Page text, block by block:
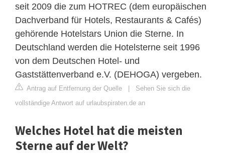
seit 2009 die zum HOTREC (dem europäischen
Dachverband für Hotels, Restaurants & Cafés)
gehörende Hotelstars Union die Sterne. In
Deutschland werden die Hotelsterne seit 1996
von dem Deutschen Hotel- und
Gaststättenverband e.V. (DEHOGA) vergeben.
Antrag auf Entfernung der Quelle | Sehen Sie sich die
vollständige Antwort auf urlaubspiraten.de an
Welches Hotel hat die meisten
Sterne auf der Welt?